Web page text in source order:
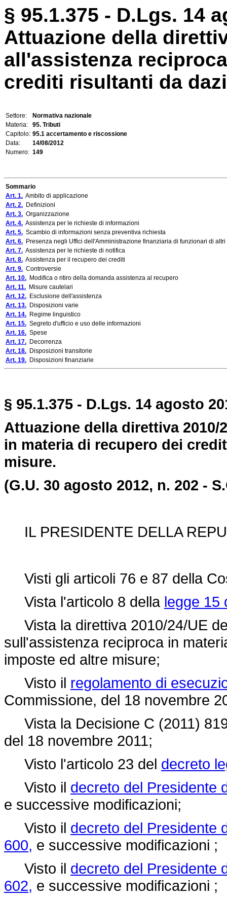
§ 95.1.375 - D.Lgs. 14
Attuazione della
all'assistenza
crediti risultanti da
Settore:
Normativa nazionale
Materia:
95. Tributi
Capitolo: 95.1 accertamento e riscossione
Data:
14/08/2012
Numero: 149
Sommario
Art. 1. Ambito di applicazione
Art. 2. Definizioni
Art. 3. Organizzazione
Art. 4. Assistenza per le richieste di informazioni
Art. 5. Scambio di informazioni senza preventiva richiesta
Art. 6. Presenza negli Uffici dell'Amministrazione finanziaria di funzionari di altri
Art. 7. Assistenza per le richieste di notifica
Art. 8. Assistenza per il recupero dei crediti
Art. 9. Controversie
Art. 10. Modifica o ritiro della domanda assistenza al recupero
Art. 11. Misure cautelari
Art. 12. Esclusione dell'assistenza
Art. 13. Disposizioni varie
Art. 14. Regime linguistico
Art. 15. Segreto d'ufficio e uso delle informazioni
Art. 16. Spese
Art. 17. Decorrenza
Art. 18. Disposizioni transitorie
Art. 19. Disposizioni finanziarie
§ 95.1.375 - D.Lgs. 14 agosto
Attuazione della direttiva
in materia di recupero dei
misure.
(G.U. 30 agosto 2012, n. 202 -
IL PRESIDENTE DELLA
Visti gli articoli 76 e 87 della
Vista l'articolo 8 della legge 15
Vista la direttiva 2010/24/UE
sull'assistenza reciproca in
imposte ed altre misure;
Visto il regolamento di
Commissione, del 18 novembre
Vista la Decisione C (2011)
del 18 novembre 2011;
Visto l'articolo 23 del decreto
Visto il decreto del Presidente
e successive modificazioni;
Visto il decreto del Presidente
600, e successive modificazioni ;
Visto il decreto del Presidente
602, e successive modificazioni ;